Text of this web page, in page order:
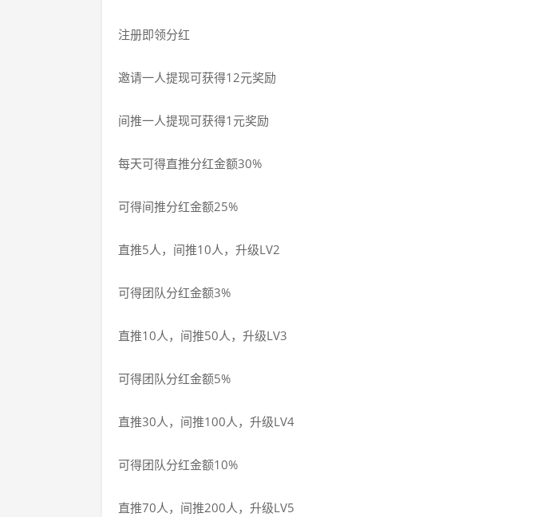
注册即领分红
邀请一人提现可获得12元奖励
间推一人提现可获得1元奖励
每天可得直推分红金额30%
可得间推分红金额25%
直推5人，间推10人，升级LV2
可得团队分红金额3%
直推10人，间推50人，升级LV3
可得团队分红金额5%
直推30人，间推100人，升级LV4
可得团队分红金额10%
直推70人，间推200人，升级LV5